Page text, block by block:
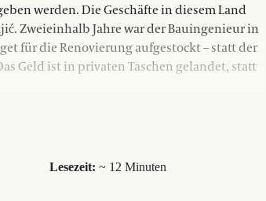
werden. Die Geschäfte in diesem Land
Zweieinhalb Jahre war der Bauingenieur in
für die Renovierung aufgestockt – statt der
Geld ist in privaten Taschen gelandet, statt
Lesezeit: ~ 12 Minuten